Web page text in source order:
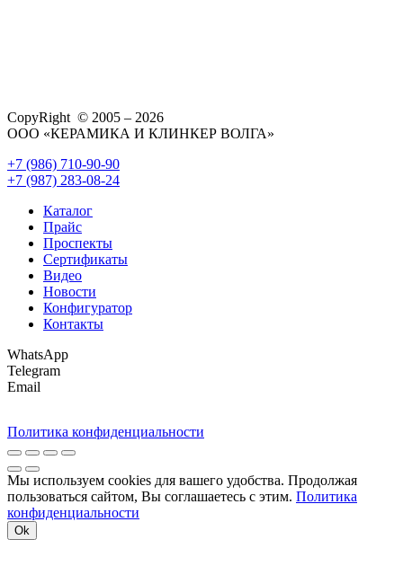
CopyRight © 2005 – 2026
ООО «КЕРАМИКА И КЛИНКЕР ВОЛГА»
+7 (986) 710-90-90
+7 (987) 283-08-24
Каталог
Прайс
Проспекты
Сертификаты
Видео
Новости
Конфигуратор
Контакты
WhatsApp
Telegram
Email
Политика конфиденциальности
Мы используем cookies для вашего удобства. Продолжая
пользоваться сайтом, Вы соглашаетесь с этим. Политика
конфиденциальности
Ok